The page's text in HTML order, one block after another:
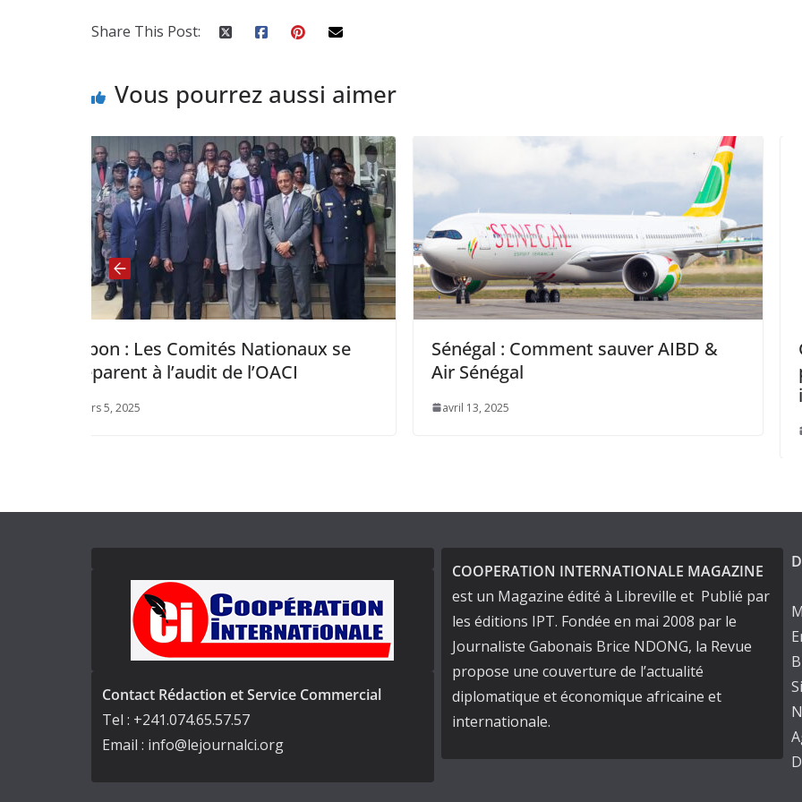
Share This Post:
Vous pourrez aussi aimer
Nationaux se
Sénégal : Comment sauver AIBD &
Air Sénégal
Gabon-Tchèque: Des
pour réhabiliter les
Contact Rédaction et Service Commercial
Tel : +241.074.65.57.57
Email : info@lejournalci.org
COOPERATION INTERNATIONALE MAGAZINE
est un Magazine édité à Libreville et Publié par
les éditions IPT. Fondée en mai 2008 par le
Journaliste Gabonais Brice NDONG, la Revue
propose une couverture de l’actualité
diplomatique et économique africaine et
internationale.